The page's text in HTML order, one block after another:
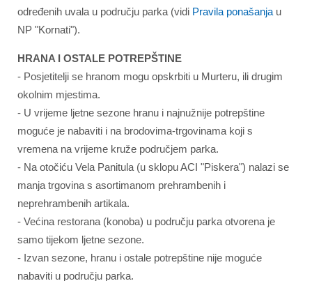
određenih uvala u području parka (vidi Pravila ponašanja u
NP "Kornati").
HRANA I OSTALE POTREPŠTINE
- Posjetitelji se hranom mogu opskrbiti u Murteru, ili drugim
okolnim mjestima.
- U vrijeme ljetne sezone hranu i najnužnije potrepštine
moguće je nabaviti i na brodovima-trgovinama koji s
vremena na vrijeme kruže područjem parka.
- Na otočiću Vela Panitula (u sklopu ACI "Piskera") nalazi se
manja trgovina s asortimanom prehrambenih i
neprehrambenih artikala.
- Većina restorana (konoba) u području parka otvorena je
samo tijekom ljetne sezone.
- Izvan sezone, hranu i ostale potrepštine nije moguće
nabaviti u području parka.